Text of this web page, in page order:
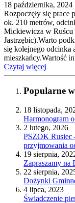
18 października, 2024
Rozpoczęły się
ok. 210 metrów,
Mickiewicza w Ruścu
Jastrzębic).Warto
się kolejnego odcinka
mieszkańcy.Wartość
Czytaj więcej
Popularne
18 listopada,
Harmonogram
2 lutego, 2026
PSZOK Rusiec
przyjmowania
19 sierpnia,
Zapraszamy
22 sierpnia,
Dożynki
4 lipca, 2023
Świadczenie